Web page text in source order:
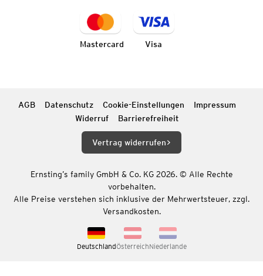
Mastercard Visa
AGB Datenschutz Cookie-Einstellungen
Impressum
Widerruf
Barrierefreiheit
Vertrag widerrufen
Ernsting’s family GmbH & Co. KG 2026. © Alle Rechte
vorbehalten.
Alle Preise verstehen sich inklusive der Mehrwertsteuer, zzgl.
Versandkosten.
DeutschlandÖsterreichNiederlande